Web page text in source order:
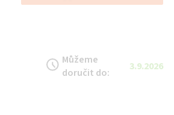
Můžeme
doručit do:
3.9.2026